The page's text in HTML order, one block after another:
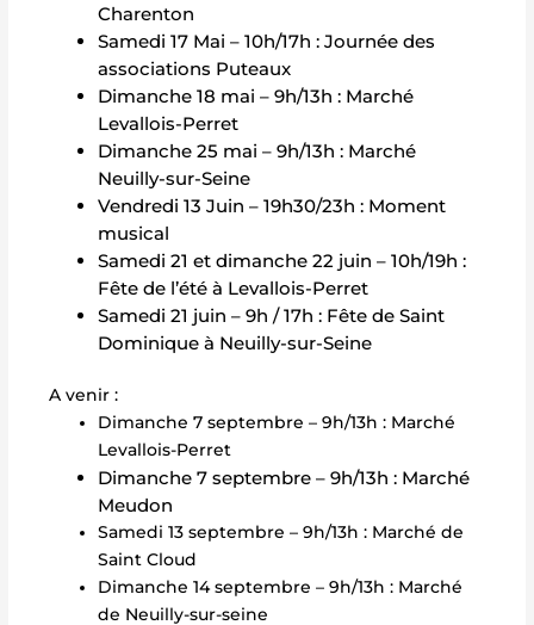
Charenton
Samedi 17 Mai – 10h/17h : Journée des
associations Puteaux
Dimanche 18 mai – 9h/13h : Marché
Levallois-Perret
Dimanche 25 mai – 9h/13h : Marché
Neuilly-sur-Seine
Vendredi 13 Juin – 19h30/23h : Moment
musical
Samedi 21 et dimanche 22 juin – 10h/19h :
Fête de l’été à Levallois-Perret
Samedi 21 juin – 9h / 17h : Fête de Saint
Dominique à Neuilly-sur-Seine
A venir :
Dimanche 7 septembre – 9h/13h : Marché
Levallois-Perret
Dimanche 7 septembre – 9h/13h : Marché
Meudon
Samedi 13 septembre – 9h/13h : Marché de
Saint Cloud
Dimanche 14 septembre – 9h/13h : Marché
de Neuilly-sur-seine